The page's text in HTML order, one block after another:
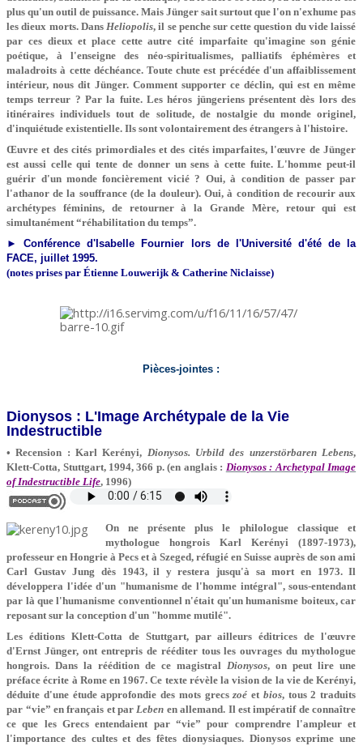
plus qu'un outil de puissance. Mais Jünger sait surtout que l'on n'exhume pas
les dieux morts. Dans Heliopolis, il se penche sur cette question du vide laissé
par ces dieux et place cette autre cité imparfaite qu'imagine son génie
poétique, à l'enseigne des néo-spiritualismes, palliatifs éphémères et
maladroits à cette déchéance. Toute chute est précédée d'un affaiblissement
intérieur, nous dit Jünger. Comment supporter ce déclin, qui est en même
temps terreur ? Par la fuite. Les héros jüngeriens présentent dès lors des
itinéraires individuels tout de solitude, de nostalgie du monde originel,
d'inquiétude existentielle. Ils sont volontairement des étrangers à l'histoire.
Œuvre et des cités primordiales et des cités imparfaites, l'œuvre de Jünger
est aussi celle qui tente de donner un sens à cette fuite. L'homme peut-il
guérir d'un monde foncièrement vicié ? Oui, à condition de passer par
l'athanor de la souffrance (de la douleur). Oui, à condition de recourir aux
archétypes féminins, de retourner à la Grande Mère, retour qui est
simultanément “réhabilitation du temps”.
► Conférence d'Isabelle Fournier lors de l'Université d'été de la
FACE, juillet 1995.
(notes prises par Étienne Louwerijk & Catherine Niclaisse)
Pièces-jointes :
Dionysos : L'Image Archétypale de la Vie
Indestructible
• Recension : Karl Kerényi, Dionysos. Urbild des unzerstörbaren Lebens,
Klett-Cotta, Stuttgart, 1994, 366 p. (en anglais : Dionysos : Archetypal Image
of Indestructible Life, 1996)
On ne présente plus le philologue classique et
mythologue hongrois Karl Kerényi (1897-1973),
professeur en Hongrie à Pecs et à Szeged, réfugié en Suisse auprès de son ami
Carl Gustav Jung dès 1943, il y restera jusqu'à sa mort en 1973. Il
développera l'idée d'un "humanisme de l'homme intégral", sous-entendant
par là que l'humanisme conventionnel n'était qu'un humanisme boiteux, car
reposant sur la conception d'un "homme mutilé".
Les éditions Klett-Cotta de Stuttgart, par ailleurs éditrices de l'œuvre
d'Ernst Jünger, ont entrepris de rééditer tous les ouvrages du mythologue
hongrois. Dans la réédition de ce magistralDionysos, on peut lire une
préface écrite à Rome en 1967. Ce texte révèle la vision de la vie de Kerényi,
déduite d'une étude approfondie des mots grecszoé et bios, tous 2 traduits
par “vie” en français et parLeben en allemand. Il est impératif de connaître
ce que les Grecs entendaient par “vie” pour comprendre l'ampleur et
l'importance des cultes et des fêtes dionysiaques. Dionysos exprime une